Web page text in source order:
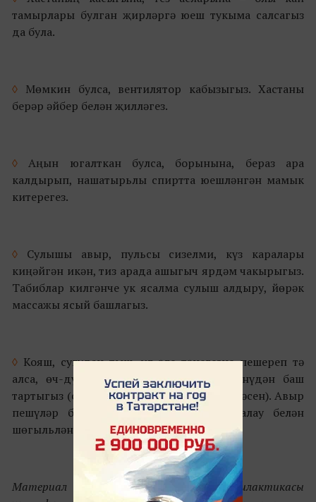
тамырлары булган җирләргә юеш тукыма салсагыз
да була.
◊ Мөмкин булса, вентилятор кабызыгыз. Хастаны
берәр әйбер белән җилләгез.
◊Аңын югалткан булса, борынына, бераз ара
калдырып, нашатырьлы спиртта юешләнгән мамык
китерегез.
◊ Сулышы авыр, пульсы сизелми, күз каралары
киңәйгән икән, тиз арада ашыгыч ярдәм чакырыгыз.
Табиблар килгәнче ук ясалма сулыш алдыру, йөрәк
массажы ясый башлагыз.
◊ Кояш, сугудан тыш, ул әле тәнегезне пешереп тә
алса, өч-дүрт көн эчендә кояшка күренүдән баш
тартыгыз (сезне хаста килеш күреп сөенмәсен). Авыр
пешүләр булган очракта, үзешчән дәвалау белән
шөгыльләнмәгез – табибка барыгыз!
Материал
«Республика медицина профилактикасы